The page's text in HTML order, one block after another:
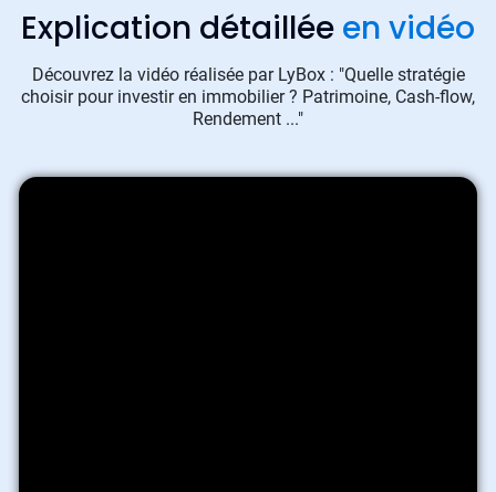
Explication détaillée en vidéo
Découvrez la vidéo réalisée par LyBox : "Quelle stratégie
choisir pour investir en immobilier ? Patrimoine, Cash-flow,
Rendement ..."